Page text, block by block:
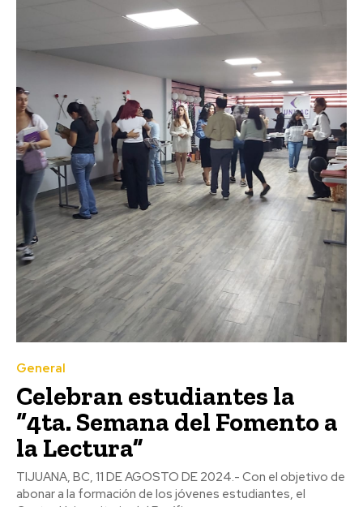
General
Celebran estudiantes la
“4ta. Semana del Fomento a
la Lectura”
TIJUANA, BC, 11 DE AGOSTO DE 2024.- Con el objetivo de
abonar a la formación de los jóvenes estudiantes, el